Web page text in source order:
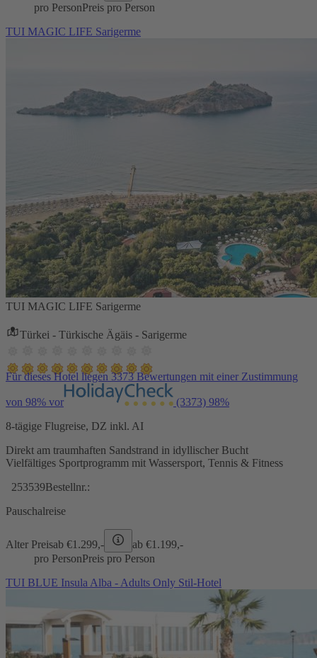
pro PersonPreis pro Person
TUI MAGIC LIFE Sarigerme
TUI MAGIC LIFE Sarigerme
Türkei - Türkische Ägäis - Sarigerme
Für dieses Hotel liegen 3373 Bewertungen mit einer Zustimmung
von 98% vor (3373) 98%
8-tägige Flugreise, DZ inkl. AI
Direkt am traumhaften Sandstrand in idyllischer Bucht
Vielfältiges Sportprogramm mit Wassersport, Tennis & Fitness
253539Bestellnr.:
Pauschalreise
Alter Preisab €1.299,- ab €1.199,-
pro PersonPreis pro Person
TUI BLUE Insula Alba - Adults Only Stil-Hotel